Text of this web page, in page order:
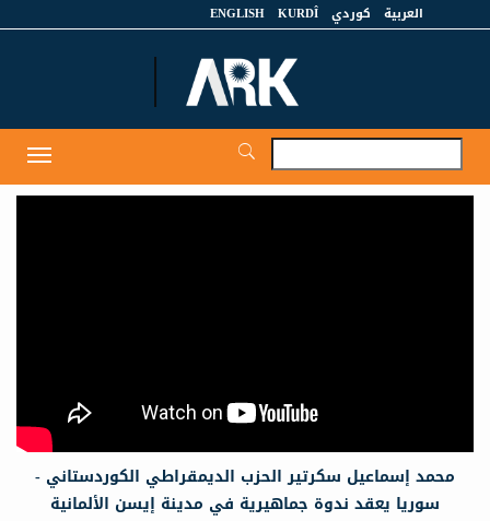
العربية كوردي KURDÎ
ENGLISH
محمد إسماعيل سكرتير الحزب الديمقراطي الكوردستاني -
سوريا يعقد ندوة جماهيرية في مدينة إيسن الألمانية